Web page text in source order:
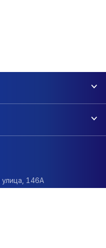
улица, 146А